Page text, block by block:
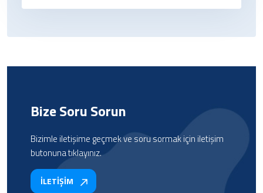
Bize Soru Sorun
Bizimle iletişime geçmek ve soru sormak için iletişim
butonuna tıklayınız.
İLETİŞİM